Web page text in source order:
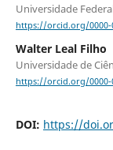
Universidade
https://orcid.org/0000-
Walter Leal Filho
Universidade de
https://orcid.org/0000-
DOI: https://